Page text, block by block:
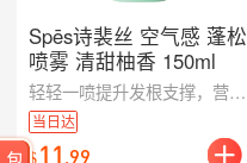
Spēs诗裴丝 空气感 蓬松
喷雾 清甜柚香 150ml
轻轻一喷提升发根支撑，营造轻盈空气感蓬松效果；清甜柚香清新不厚重，通勤与出游补喷都自然有型。
当日达
$11.99